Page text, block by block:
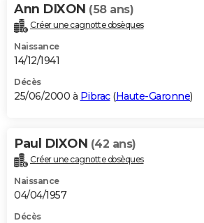
Ann DIXON (58 ans)
Créer une cagnotte obsèques
Naissance
14/12/1941
Décès
25/06/2000 à Pibrac(Haute-Garonne)
Paul DIXON (42 ans)
Créer une cagnotte obsèques
Naissance
04/04/1957
Décès